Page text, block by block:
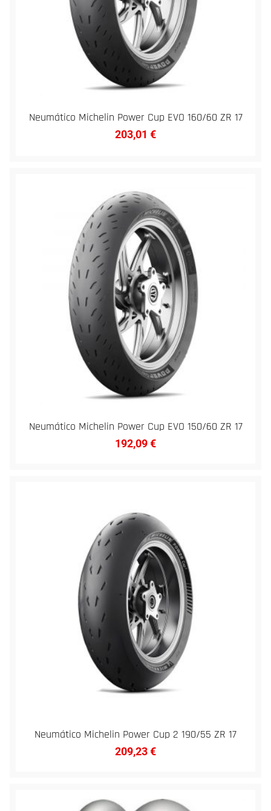
Neumático Michelin Power Cup EVO 160/60 ZR 17
203,01 €
Neumático Michelin Power Cup EVO 150/60 ZR 17
192,09€
Neumático Michelin Power Cup 2 190/55 ZR 17
209,23€